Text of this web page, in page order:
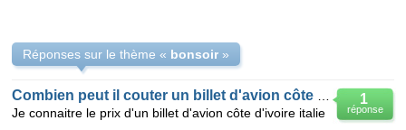
Réponses sur le thème « bonsoir »
1
réponse
Je connaitre le prix d'un billet d'avion côte d'ivoire italie